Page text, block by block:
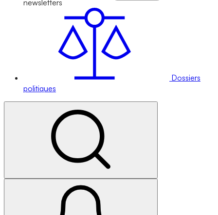
newsletters
Dossiers
politiques